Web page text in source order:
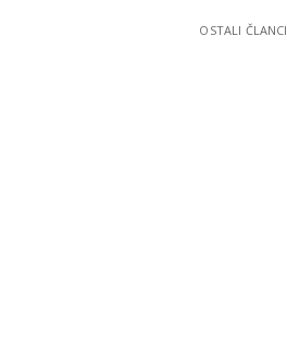
OSTALI ČLANCI